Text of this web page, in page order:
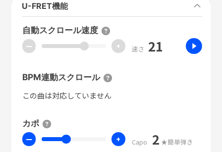
U-FRET機能
自動スクロール速度
ー + 速さ 21
BPM連動スクロール
この曲は対応していません
カポ
ー + Capo 2 ★簡単弾き